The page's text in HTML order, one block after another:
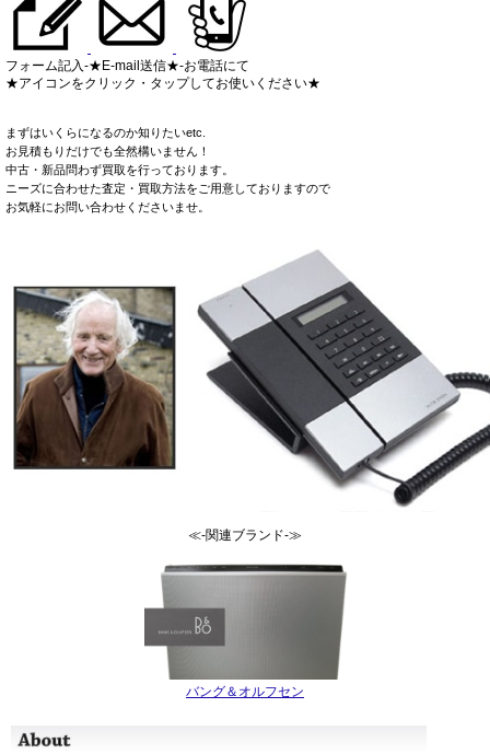
フォーム記入-★E-mail送信★-お電話にて
★アイコンをクリック・タップしてお使いください★
まずはいくらになるのか知りたいetc.
お見積もりだけでも全然構いません！
中古・新品問わず買取を行っております。
ニーズに合わせた査定・買取方法をご用意しておりますので
お気軽にお問い合わせくださいませ。
≪-関連ブランド-≫
バング＆オルフセン